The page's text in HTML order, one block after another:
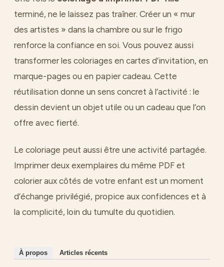
terminé, ne le laissez pas traîner. Créer un « mur
des artistes » dans la chambre ou sur le frigo
renforce la confiance en soi. Vous pouvez aussi
transformer les coloriages en cartes d’invitation, en
marque-pages ou en papier cadeau. Cette
réutilisation donne un sens concret à l’activité : le
dessin devient un objet utile ou un cadeau que l’on
offre avec fierté.
Le coloriage peut aussi être une activité partagée.
Imprimer deux exemplaires du même PDF et
colorier aux côtés de votre enfant est un moment
d’échange privilégié, propice aux confidences et à
la complicité, loin du tumulte du quotidien.
À propos Articles récents